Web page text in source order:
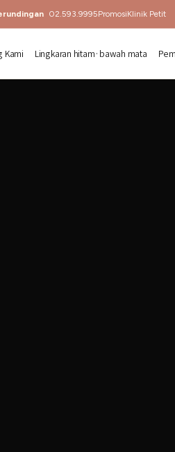
02.593.9995PromosiKlinik Petit
Kami Lingkaran hitam·bawah mata